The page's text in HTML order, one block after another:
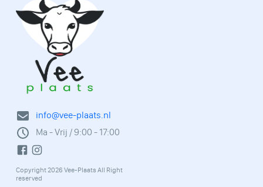
info@vee-plaats.nl
Ma - Vrij / 9:00 - 17:00
Copyright 2026 Vee-Plaats All Right
reserved